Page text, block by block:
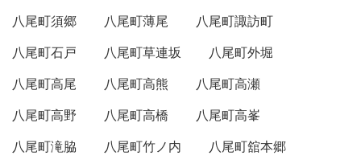
八尾町須郷
八尾町薄尾
八尾町諏訪町
八尾町石戸
八尾町草連坂
八尾町外堀
八尾町高尾
八尾町高熊
八尾町高瀬
八尾町高野
八尾町高橋
八尾町高峯
八尾町滝脇
八尾町竹ノ内
八尾町舘本郷